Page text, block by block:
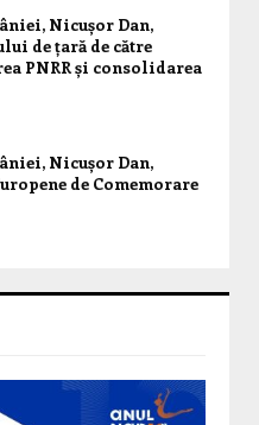
Nicușor Dan,
de țară de către
PNRR și consolidarea
Nicușor Dan,
de Comemorare